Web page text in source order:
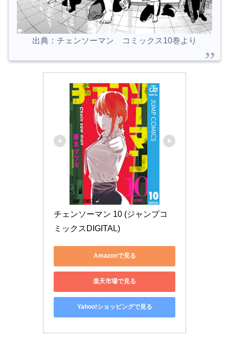
出典：チェンソーマン コミックス10巻より
チェンソーマン 10 (ジャンプコ
ミックスDIGITAL)
Amazonで見る
楽天市場で見る
Yahoo!ショッピングで見る